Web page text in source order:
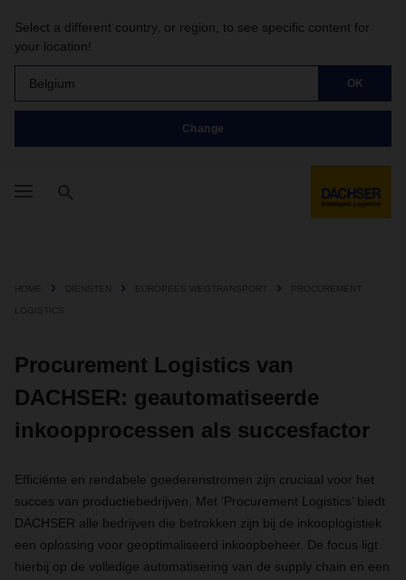
Select a different country, or region, to see specific content for
your location!
Belgium OK
Change
HOME DIENSTEN EUROPEES WEGTRANSPORT PROCUREMENT
LOGISTICS
Procurement Logistics van
DACHSER: geautomatiseerde
inkoopprocessen als succesfactor
Efficiënte en rendabele goederenstromen zijn cruciaal voor het
succes van productiebedrijven. Met ‘Procurement Logistics’ biedt
DACHSER alle bedrijven die betrokken zijn bij de inkooplogistiek
een oplossing voor geoptimaliseerd inkoopbeheer. De focus ligt
hierbij op de volledige automatisering van de supply chain en een